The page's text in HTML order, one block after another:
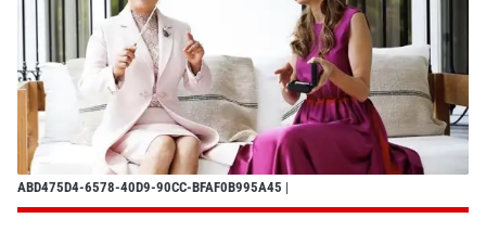
ABD475D4-6578-40D9-90CC-BFAF0B995A45 |